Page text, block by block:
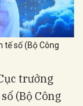
tế số (Bộ Công
trưởng
(Bộ Công